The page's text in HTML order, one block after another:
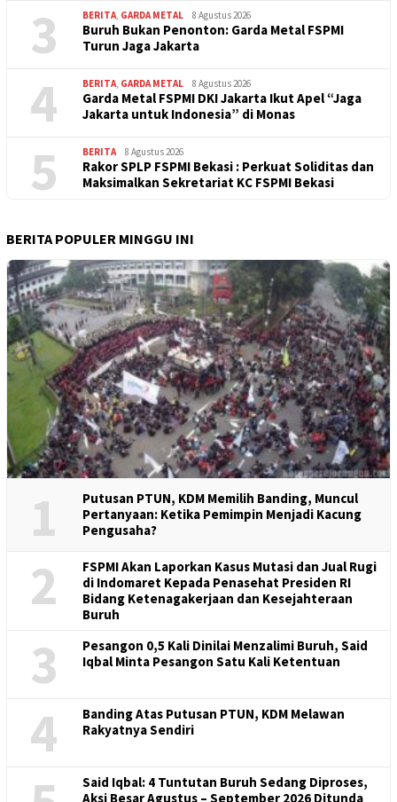
3 BERITA, GARDA METAL 8 Agustus 2026
Buruh Bukan Penonton: Garda Metal FSPMI
Turun Jaga Jakarta
4 BERITA, GARDA METAL 8 Agustus 2026
Garda Metal FSPMI DKI Jakarta Ikut Apel “Jaga
Jakarta untuk Indonesia” di Monas
5 BERITA 8 Agustus 2026
Rakor SPLP FSPMI Bekasi : Perkuat Soliditas dan
Maksimalkan Sekretariat KC FSPMI Bekasi
BERITA POPULER MINGGU INI
1
Putusan PTUN, KDM Memilih Banding, Muncul
Pertanyaan: Ketika Pemimpin Menjadi Kacung
Pengusaha?
2
FSPMI Akan Laporkan Kasus Mutasi dan Jual Rugi
di Indomaret Kepada Penasehat Presiden RI
Bidang Ketenagakerjaan dan Kesejahteraan
Buruh
3
Pesangon 0,5 Kali Dinilai Menzalimi Buruh, Said
Iqbal Minta Pesangon Satu Kali Ketentuan
4
Banding Atas Putusan PTUN, KDM Melawan
Rakyatnya Sendiri
Said Iqbal: 4 Tuntutan Buruh Sedang Diproses,
Aksi Besar Agustus – September 2026 Ditunda